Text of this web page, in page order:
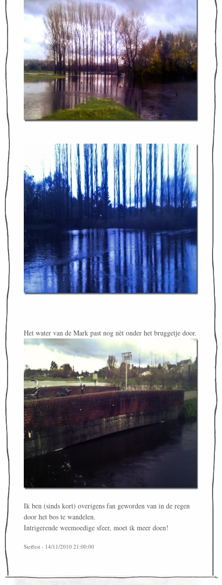
Het water van de Mark past nog nèt onder het bruggetje door.
Ik ben (sinds kort) overigens fan geworden van in de regen
door het bos te wandelen.
Intrigerende weemoedige sfeer, moet ik meer doen!
Steffest - 14/11/2010 21:00:00